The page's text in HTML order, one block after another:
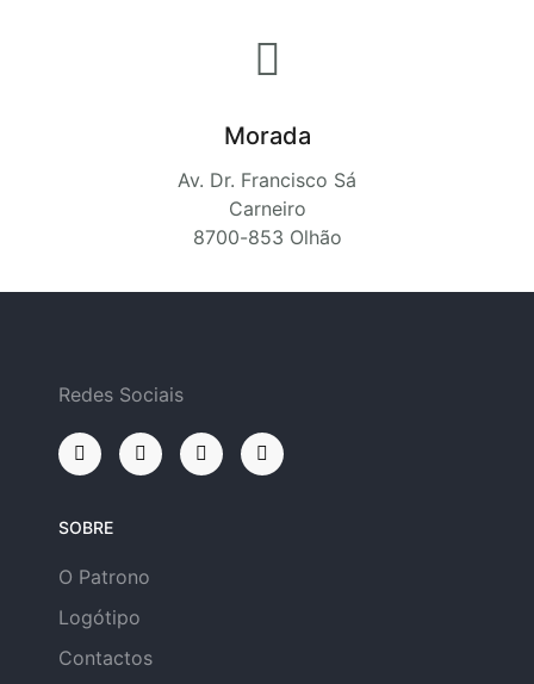
Morada
Av. Dr. Francisco Sá
Carneiro
8700-853 Olhão
Redes Sociais
SOBRE
O Patrono
Logótipo
Contactos